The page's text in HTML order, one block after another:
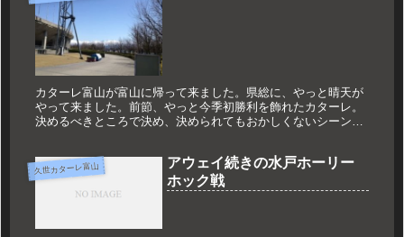
カターレ富山が富山に帰って来ました。県総に、やっと晴天が
やって来ました。前節、やっと今季初勝利を飾れたカターレ。
決めるべきところで決め、決められてもおかしくないシーンを
久世カターレ富山
アウェイ続きの水戸ホーリー
ホック戦